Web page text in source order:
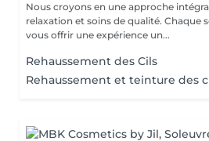
Nous croyons en une approche
relaxation et soins de qualité. Chaque
vous offrir une expérience un...
Rehaussement des Cils
Rehaussement et teinture des